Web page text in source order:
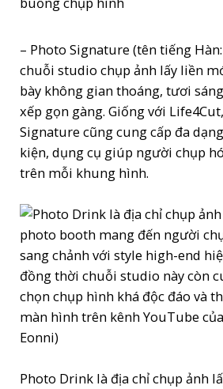
– Photo Signature (tên tiếng Hàn:
chuỗi studio chụp ảnh lấy liền
bày không gian thoáng, tươi
xếp gọn gàng. Giống với
Signature cũng cung cấp đa
kiện, dụng cụ giúp người chụp
trên mỗi khung hình.
Photo Drink là địa chỉ chụp ảnh